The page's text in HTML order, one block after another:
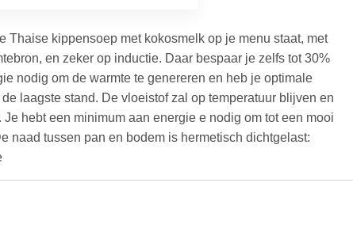
Thaise kippensoep met kokosmelk op je menu staat, met
en zeker op inductie. Daar bespaar je zelfs tot 30%
om de warmte te genereren en heb je optimale controle
De vloeistof zal op temperatuur blijven en de
een minimum aan energie e nodig om tot een mooi
tussen pan en bodem is hermetisch dichtgelast: